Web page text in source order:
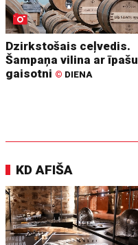
Dzirkstošais ceļvedis.
Šampaņa vilina ar īpašu
gaisotni © DIENA
KD AFIŠA